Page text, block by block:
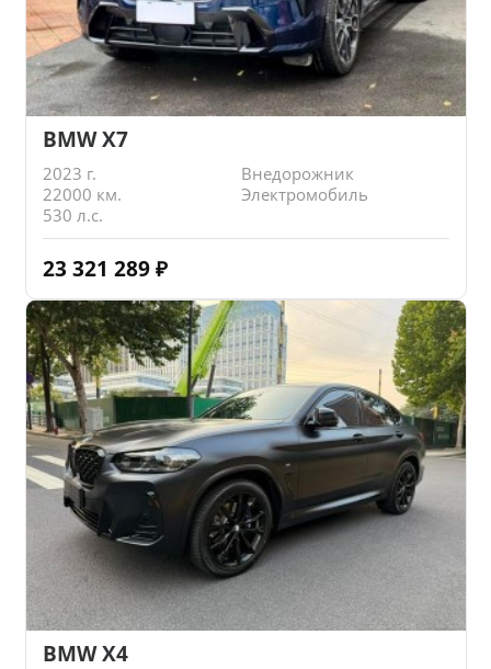
BMW X7
2023 г.
Внедорожник
22000 км.
Электромобиль
530 л.с.
23 321 289 ₽
BMW X4